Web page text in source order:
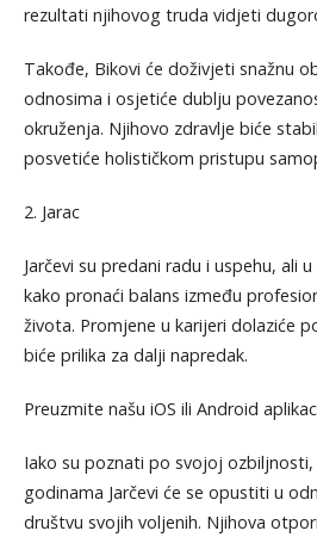
rezultati njihovog truda vidjeti
Takođe, Bikovi će doživjeti snažnu
odnosima i osjetiće dublju
okruženja. Njihovo zdravlje biće
posvetiće holističkom pristupu
2. Jarac
Jarčevi su predani radu i uspehu, ali
kako pronaći balans između
života. Promjene u karijeri dolaziće
biće prilika za dalji napredak.
Preuzmite našu iOS ili Android
Iako su poznati po svojoj ozbiljnosti,
godinama Jarčevi će se opustiti u
društvu svojih voljenih. Njihova